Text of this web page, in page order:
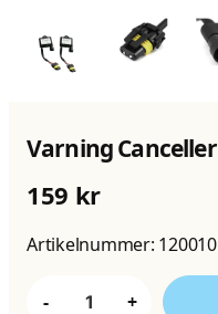
Varning Canceller
159 kr
Artikelnummer: 120010
- +